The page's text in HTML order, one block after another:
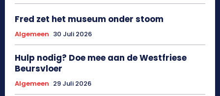
Fred zet het museum onder stoom
Algemeen 30 Juli 2026
Hulp nodig? Doe mee aan de Westfriese
Beursvloer
Algemeen 29 Juli 2026